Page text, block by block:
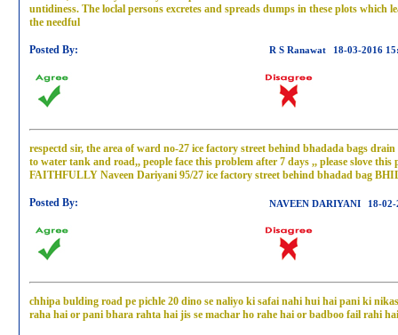
untidiness. The loclal persons excretes and spreads dumps in these plots which
the needful
Posted By: R S Ranawat 18-03-2016
respectd sir, the area of ward no-27 ice factory street behind bhadada bags
to water tank and road,, people face this problem after 7 days ,, please slove
FAITHFULLY Naveen Dariyani 95/27 ice factory street behind bhadad bag
Posted By: NAVEEN DARIYANI 18-
chhipa bulding road pe pichle 20 dino se naliyo ki safai nahi hui hai pani ki
raha hai or pani bhara rahta hai jis se machar ho rahe hai or badboo fail rahi hai